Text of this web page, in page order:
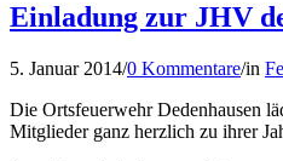
Einladung zur JHV
5. Januar 2014/0 Kommentare/in
Die Ortsfeuerwehr Dedenhausen
Mitglieder ganz herzlich zu ihrer